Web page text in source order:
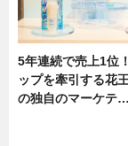
5年連続で売上1位
ップを牽引する花
の独自のマーケテ…